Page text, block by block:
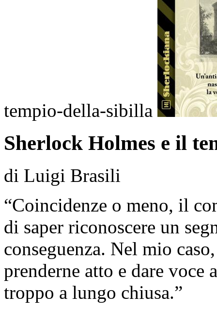
tempio-della-sibilla
Sherlock Holmes e il
di Luigi Brasili
“Coincidenze o meno, il
di saper riconoscere un
conseguenza. Nel mio
prenderne atto e dare voce
troppo a lungo chiusa.”